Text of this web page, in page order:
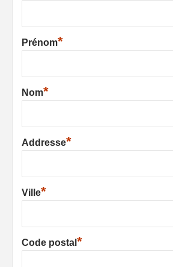
Prénom*
Nom*
Addresse*
Ville*
Code postal *